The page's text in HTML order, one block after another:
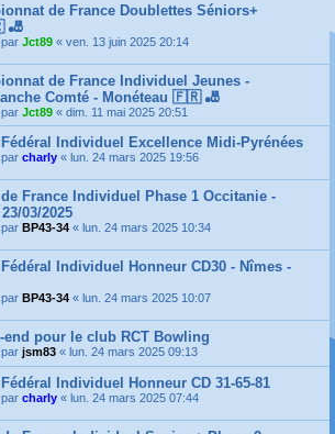
de France Doublettes Séniors+
🎳
Jct89 « ven. 13 juin 2025 20:14
de France Individuel Jeunes -
Comté - Monéteau 🇫🇷 🎳
Jct89 « dim. 11 mai 2025 20:51
Individuel Excellence Midi-Pyrénées
charly « lun. 24 mars 2025 19:56
France Individuel Phase 1 Occitanie -
03/2025
BP43-34 « lun. 24 mars 2025 10:34
Individuel Honneur CD30 - Nîmes -
BP43-34 « lun. 24 mars 2025 10:07
end pour le club RCT Bowling
jsm83 « lun. 24 mars 2025 09:13
Individuel Honneur CD 31-65-81
charly « lun. 24 mars 2025 07:44